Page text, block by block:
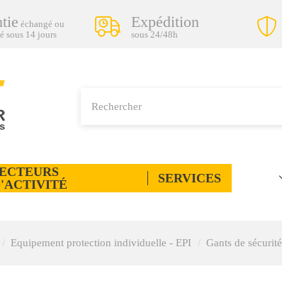
échangé ou
sous 14 jours
Expédition
sous 24/48h
SERVICES
Equipement protection individuelle - EPI Gants de sécurité